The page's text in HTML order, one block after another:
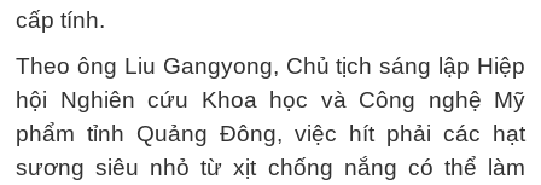
cấp tính.
Theo ông Liu Gangyong, Chủ tịch sáng lập Hiệp
hội Nghiên cứu Khoa học và Công nghệ Mỹ
phẩm tỉnh Quảng Đông, việc hít phải các hạt
sương siêu nhỏ từ xịt chống nắng có thể làm